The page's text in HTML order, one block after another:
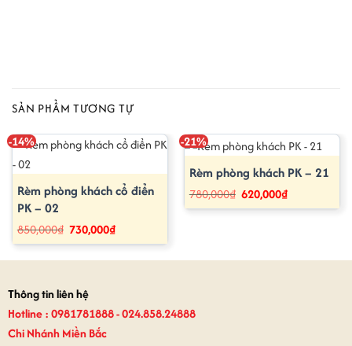
SẢN PHẨM TƯƠNG TỰ
-14%
Rèm phòng khách cổ điển
PK – 02
850,000₫ Giá
gốc
là:
850,000₫.
730,000₫Giá
hiện
tại
là:
-21%
Rèm phòng khách PK – 21
780,000₫ Giá
gốc
là:
620,000₫Giá
hiện
tại
Thông tin liên hệ
Hotline : 0981781888 - 024.858.24888
Chi Nhánh Miền Bắc